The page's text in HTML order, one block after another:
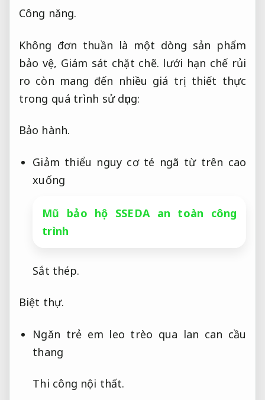
Công năng.
Không đơn thuần là một dòng sản phẩm
bảo vệ, Giám sát chặt chẽ. lưới hạn chế rủi
ro còn mang đến nhiều giá trị thiết thực
trong quá trình sử dụng:
Bảo hành.
Giảm thiểu nguy cơ té ngã từ trên cao
xuống
Mũ bảo hộ SSEDA an toàn công
trình
Sắt thép.
Biệt thự.
Ngăn trẻ em leo trèo qua lan can cầu
thang
Thi công nội thất.